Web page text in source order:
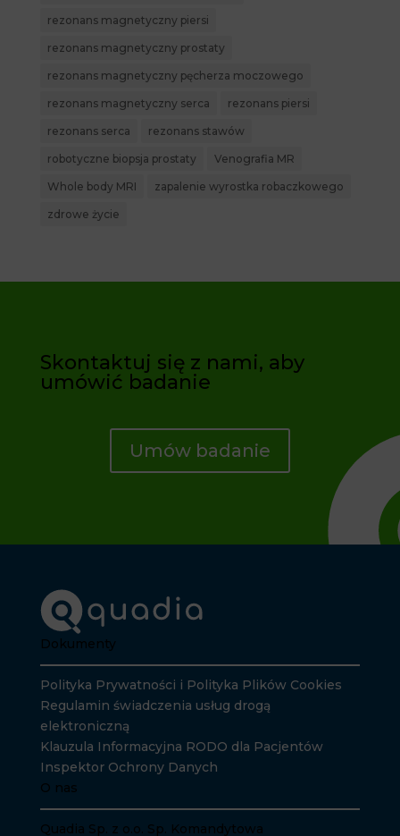
rezonans magnetyczny piersi
rezonans magnetyczny prostaty
rezonans magnetyczny pęcherza moczowego
rezonans magnetyczny serca rezonans piersi
rezonans serca rezonans stawów
robotyczne biopsja prostaty Venografia MR
Whole body MRI zapalenie wyrostka robaczkowego
zdrowe życie
Skontaktuj się z nami, aby
umówić badanie
Umów badanie
Dokumenty
Polityka Prywatności i Polityka Plików Cookies
Regulamin świadczenia usług drogą
elektroniczną
Klauzula Informacyjna RODO dla Pacjentów
Inspektor Ochrony Danych
O nas
Quadia Sp. z o.o. Sp. Komandytowa